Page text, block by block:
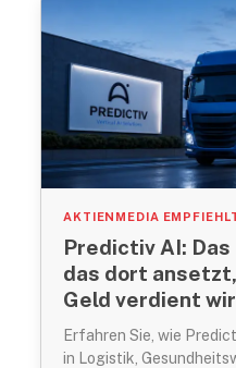
AKTIENMEDIA
Predictiv AI:
das dort
Geld verdient
Erfahren Sie, wie
in Logistik,